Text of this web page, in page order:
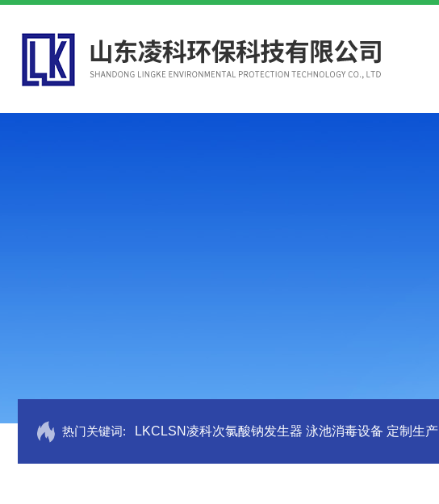
热门关键词: LKCLSN凌科次氯酸钠发生器 泳池消毒设备 定制生产